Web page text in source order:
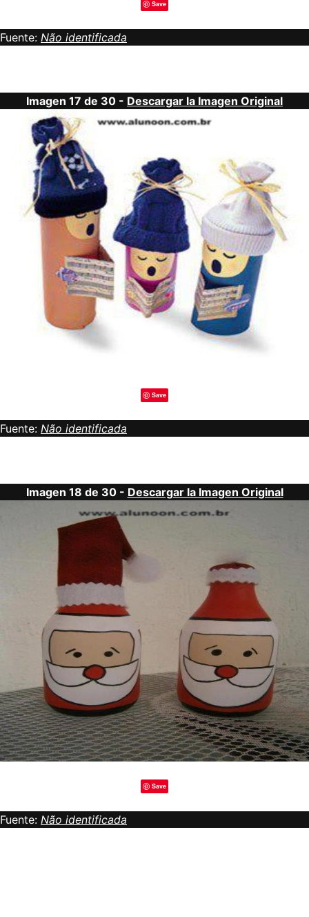
Save
Fuente: Não identificada
Imagen 17 de 30 - Descargar la Imagen Original
Save
Fuente: Não identificada
Imagen 18 de 30 - Descargar la Imagen Original
Save
Fuente: Não identificada